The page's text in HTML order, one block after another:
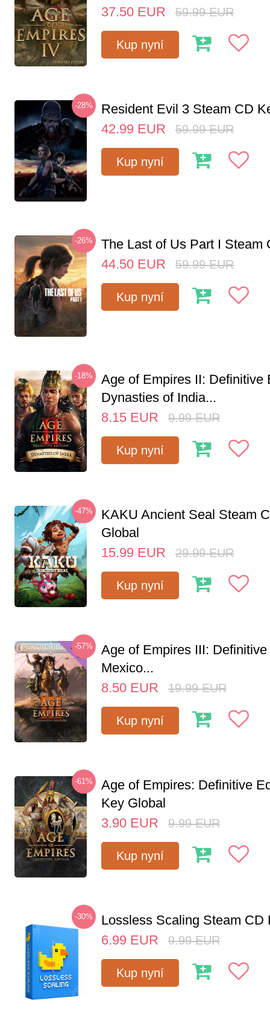
37.50 EUR 59.99 EUR
Kup nyní
-28%
Resident Evil 3 Steam CD
42.99 EUR 59.99 EUR
Kup nyní
-26%
The Last of Us Part I Steam
44.50 EUR 59.99 EUR
Kup nyní
-18%
Age of Empires II: Definitive
Dynasties of India...
8.15 EUR 9.99 EUR
Kup nyní
-47%
KAKU Ancient Seal Steam
Global
15.99 EUR 29.99 EUR
Kup nyní
-57%
Age of Empires III:
Mexico...
8.50 EUR 19.99 EUR
Kup nyní
-61%
Age of Empires: Definitive
Key Global
3.90 EUR 9.99 EUR
Kup nyní
-30%
Lossless Scaling Steam CD
6.99 EUR 9.99 EUR
Kup nyní